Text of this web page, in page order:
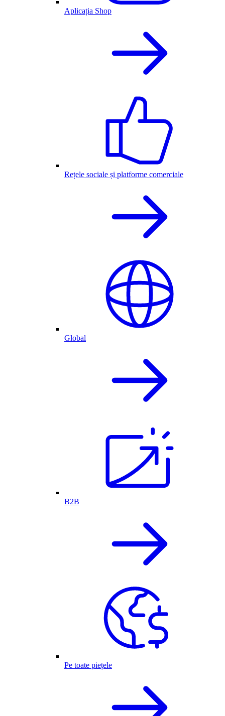
Aplicația Shop
Rețele sociale și platforme comerciale
Global
B2B
Pe toate piețele